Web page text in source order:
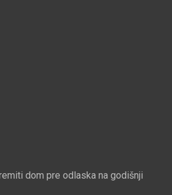
dom pre odlaska na godišnji